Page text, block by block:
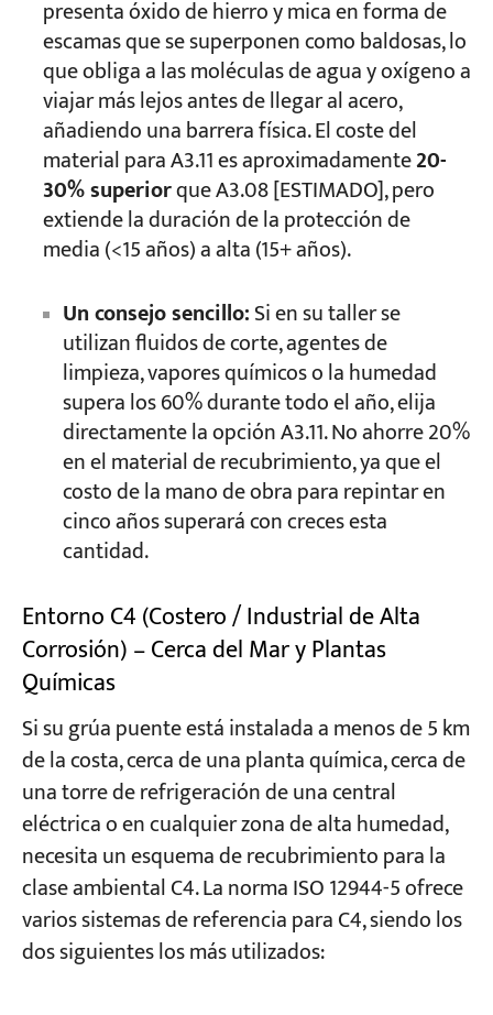
presenta óxido de hierro y mica en forma de
escamas que se superponen como baldosas, lo
que obliga a las moléculas de agua y oxígeno a
viajar más lejos antes de llegar al acero,
añadiendo una barrera física. El coste del
material para A3.11 es aproximadamente20-
30% superiorque A3.08 [ESTIMADO], pero
extiende la duración de la protección de
media (<15 años) a alta (15+ años).
Un consejo sencillo:Si en su taller se
utilizan fluidos de corte, agentes de
limpieza, vapores químicos o la humedad
supera los 60% durante todo el año, elija
directamente la opción A3.11. No ahorre 20%
en el material de recubrimiento, ya que el
costo de la mano de obra para repintar en
cinco años superará con creces esta
cantidad.
Entorno C4 (Costero / Industrial de Alta
Corrosión) – Cerca del Mar y Plantas
Químicas
Si su grúa puente está instalada a menos de 5 km
de la costa, cerca de una planta química, cerca de
una torre de refrigeración de una central
eléctrica o en cualquier zona de alta humedad,
necesita un esquema de recubrimiento para la
clase ambiental C4. La norma ISO 12944-5 ofrece
varios sistemas de referencia para C4, siendo los
dos siguientes los más utilizados: